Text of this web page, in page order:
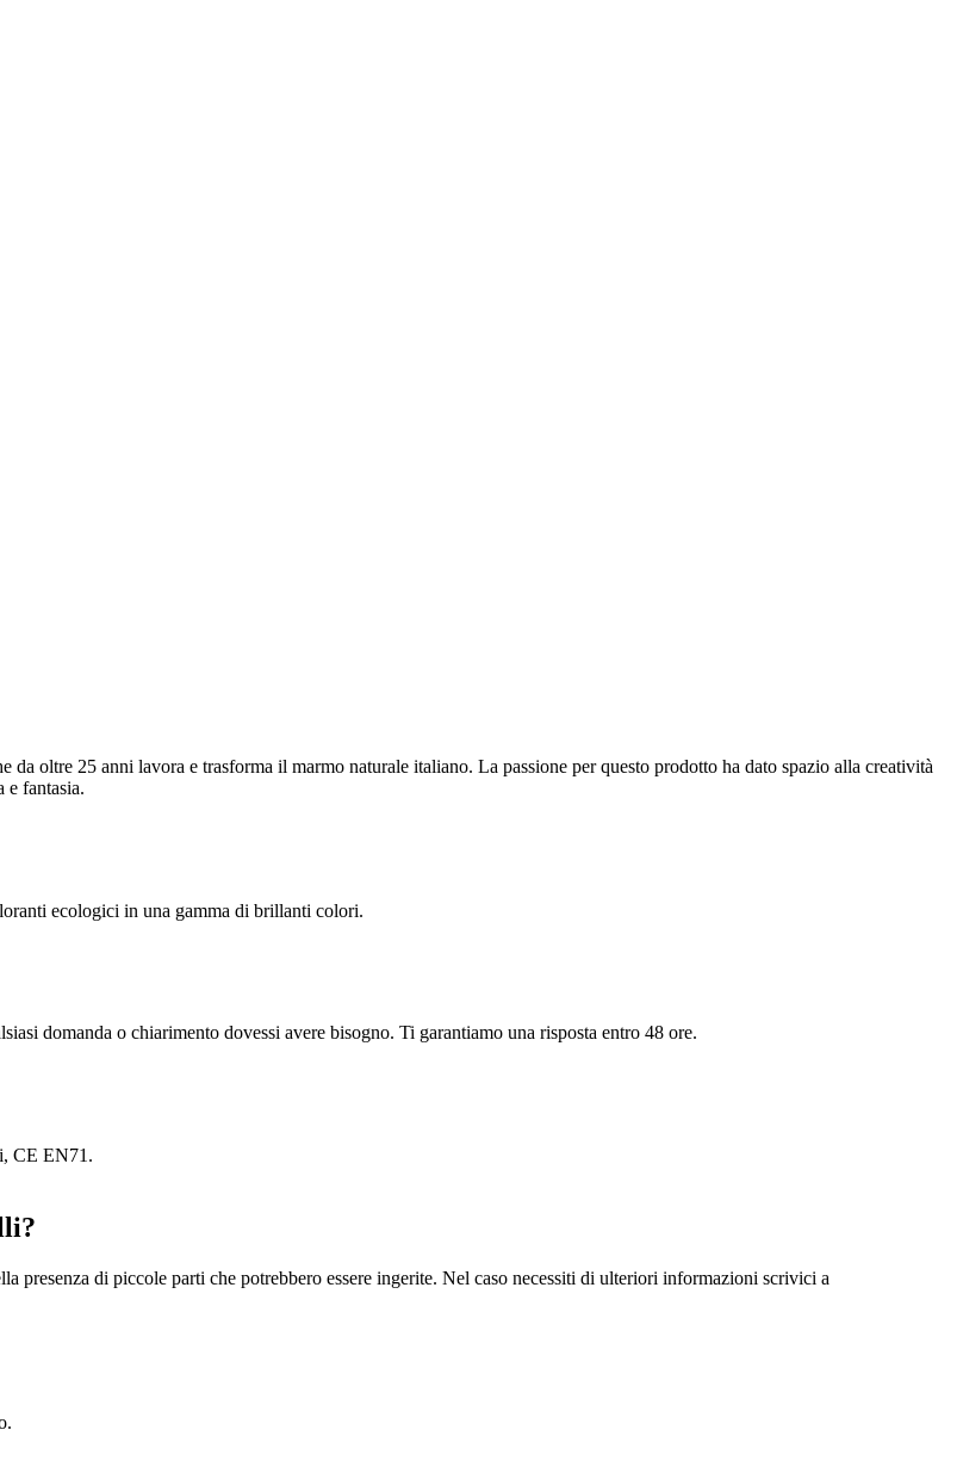
oltre 25 anni lavora e trasforma il marmo naturale italiano. La passione per questo prodotto ha dato spazio alla creatività
e fantasia.
ecologici in una gamma di brillanti colori.
domanda o chiarimento dovessi avere bisogno. Ti garantiamo una risposta entro 48 ore.
CE EN71.
presenza di piccole parti che potrebbero essere ingerite. Nel caso necessiti di ulteriori informazioni scrivici a